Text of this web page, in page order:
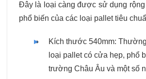
Đây là loại càng được sử dụng rộng
phổ biến của các loại pallet tiêu
Kích thước 540mm:
loại pallet có cửa hẹp, phổ
trường Châu Âu và một số